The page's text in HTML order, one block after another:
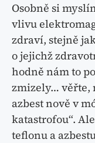
Osobně si
vlivu
zdraví, stejně
o jejichž
hodně nám to
zmizely… věřte,
azbest nově v
katastrofou“.
teflonu a